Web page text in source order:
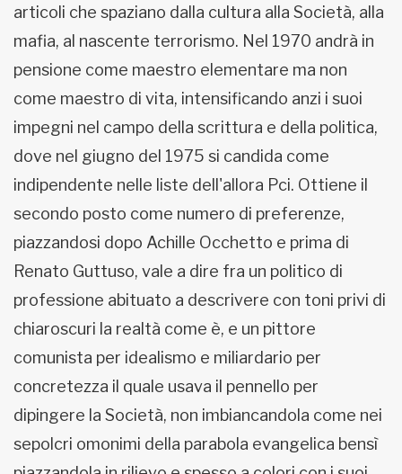
articoli che spaziano dalla cultura alla Società, alla
mafia, al nascente terrorismo. Nel 1970 andrà in
pensione come maestro elementare ma non
come maestro di vita, intensificando anzi i suoi
impegni nel campo della scrittura e della politica,
dove nel giugno del 1975 si candida come
indipendente nelle liste dell'allora Pci. Ottiene il
secondo posto come numero di preferenze,
piazzandosi dopo Achille Occhetto e prima di
Renato Guttuso, vale a dire fra un politico di
professione abituato a descrivere con toni privi di
chiaroscuri la realtà come è, e un pittore
comunista per idealismo e miliardario per
concretezza il quale usava il pennello per
dipingere la Società, non imbiancandola come nei
sepolcri omonimi della parabola evangelica bensì